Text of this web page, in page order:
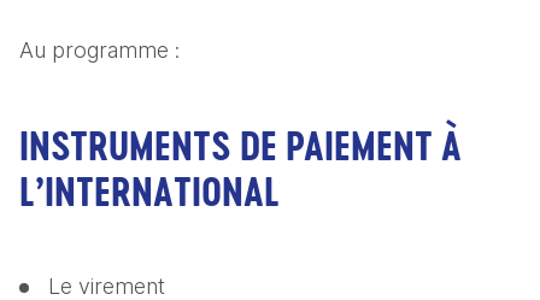
Au programme :
INSTRUMENTS DE PAIEMENT À
L’INTERNATIONAL
Le virement